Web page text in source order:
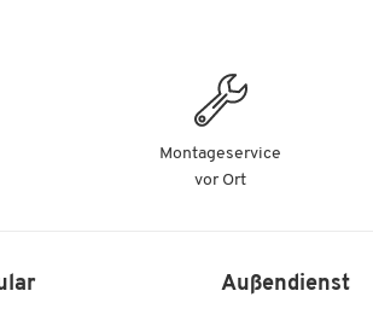
Montageservice
vor Ort
Außendienst